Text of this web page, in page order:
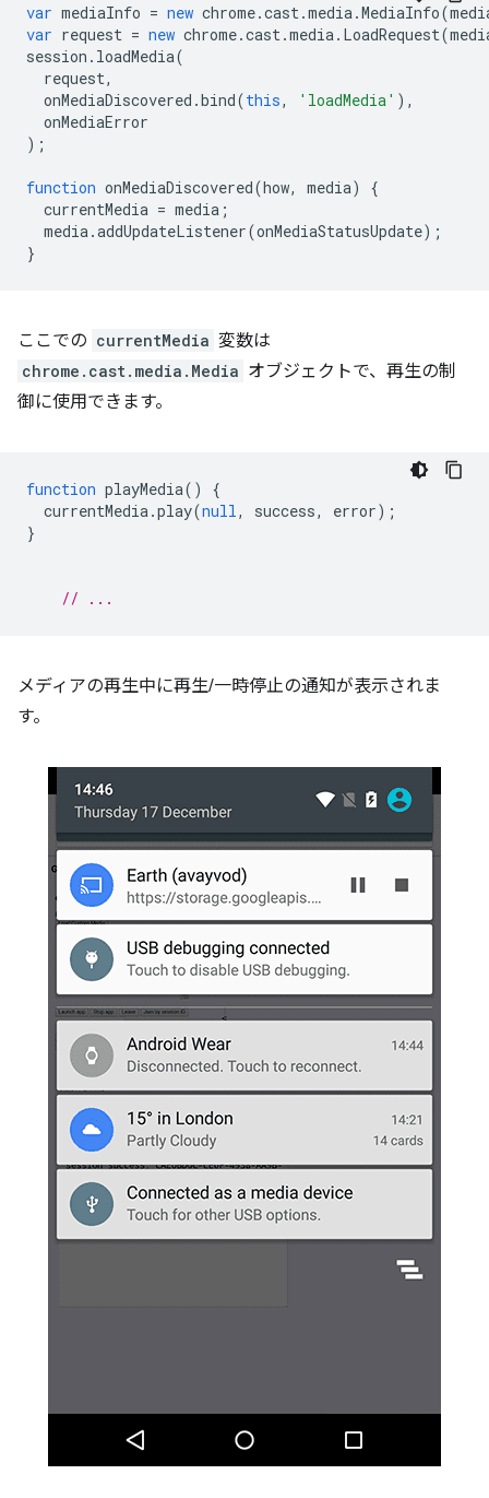
var mediaInfo = new chrome.cast.media.MediaInfo(
var request = new chrome.cast.media. LoadRequest(
session . loadMedia(
request,
onMediaDiscovered .bind(this, 'loadMedia' ),
onMediaError
);
function onMediaDiscovered(how, media)
{
currentMedia = media ;
media.addUpdateListener(onMediaStatusUpdate);
}
ここでの currentMedia 変数は
chrome.cast.media.Media オブジェクトで、再生の制
御に使用できます。
function playMedia()
{
currentMedia.play(null, success, error);
}
// ...
メディアの再生中に再生/一時停止の通知が表示されま
す。